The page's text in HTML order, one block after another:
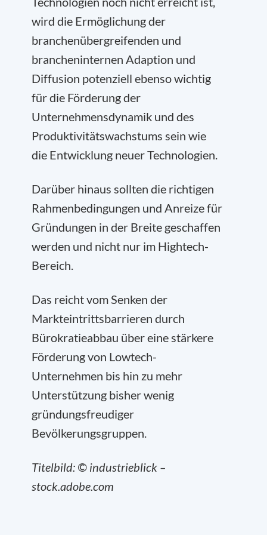
wird die Ermöglichung der
branchenübergreifenden und
brancheninternen Adaption und
Diffusion potenziell ebenso wichtig
für die Förderung der
Unternehmensdynamik und des
Produktivitätswachstums sein wie
die Entwicklung neuer Technologien.
Darüber hinaus sollten die richtigen
Rahmenbedingungen und Anreize für
Gründungen in der Breite geschaffen
werden und nicht nur im Hightech-
Bereich.
Das reicht vom Senken der
Markteintrittsbarrieren durch
Bürokratieabbau über eine stärkere
Förderung von Lowtech-
Unternehmen bis hin zu mehr
Unterstützung bisher wenig
gründungsfreudiger
Bevölkerungsgruppen.
Titelbild: © industrieblick –
stock.adobe.com